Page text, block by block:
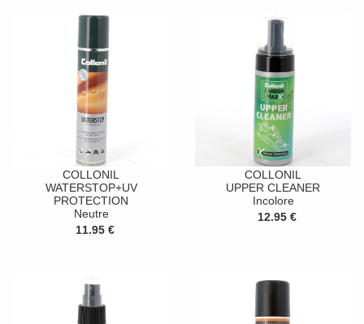
COLLONIL
WATERSTOP+UV
PROTECTION
Neutre
11.95 €
COLLONIL
UPPER CLEANER
Incolore
12.95 €